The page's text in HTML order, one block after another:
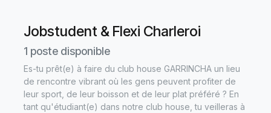
Jobstudent & Flexi Charleroi
1 poste disponible
Es-tu prêt(e) à faire du club house GARRINCHA un lieu
de rencontre vibrant où les gens peuvent profiter de
leur sport, de leur boisson et de leur plat préféré ? En
tant qu'étudiant(e) dans notre club house, tu veilleras à